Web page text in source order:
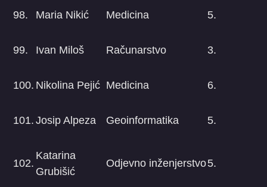
98. Maria Nikić Medicina 5.
99. Ivan Miloš Računarstvo 3.
100. Nikolina Pejić Medicina 6.
101. Josip Alpeza Geoinformatika 5.
102.
Katarina
Grubišić
Odjevno inženjerstvo5.